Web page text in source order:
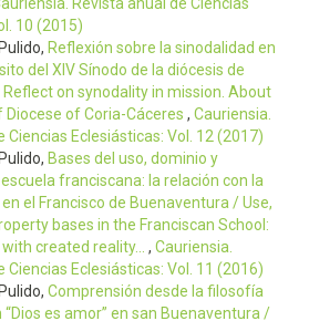
10 (2015)
Reflexión sobre la sinodalidad en
del XIV Sínodo de la diócesis de
on synodality in mission. About
Diocese of Coria-Cáceres , Cauriensia.
Ciencias Eclesiásticas: Vol. 12 (2017)
Bases del uso, dominio y
franciscana: la relación con la
el Francisco de Buenaventura / Use,
bases in the Franciscan School:
created reality... , Cauriensia.
Ciencias Eclesiásticas: Vol. 11 (2016)
Comprensión desde la filosofía
es amor” en san Buenaventura /